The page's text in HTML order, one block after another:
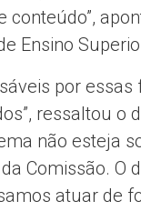
Ensino
por
ressaltou o
não esteja
Comissão. O
atuar de